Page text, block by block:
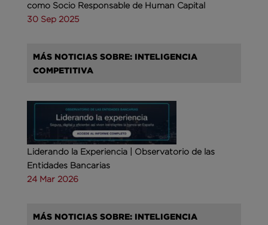
como Socio Responsable de Human Capital
30 Sep 2025
MÁS NOTICIAS SOBRE: INTELIGENCIA
COMPETITIVA
Liderando la Experiencia | Observatorio de las
Entidades Bancarias
24 Mar 2026
MÁS NOTICIAS SOBRE: INTELIGENCIA